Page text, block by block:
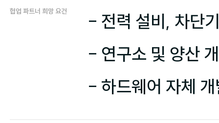
협업 파트너 희망 요건
- 전력 설비, 차단
- 연구소 및 양산
- 하드웨어 자체